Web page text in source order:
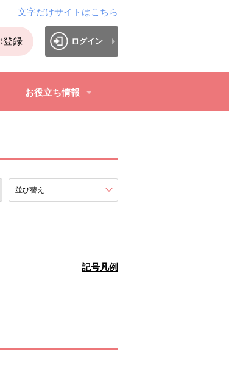
文字だけサイトはこちら
登録 ログイン
お役立ち情報
並び替え
記号凡例